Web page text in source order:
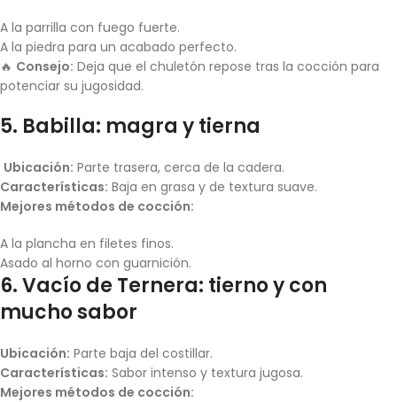
A la parrilla con fuego fuerte.
A la piedra para un acabado perfecto.
🔥 Consejo: Deja que el chuletón repose tras la cocción para
potenciar su jugosidad.
5. Babilla: magra y tierna
Ubicación: Parte trasera, cerca de la cadera.
Características: Baja en grasa y de textura suave.
Mejores métodos de cocción:
A la plancha en filetes finos.
Asado al horno con guarnición.
6. Vacío de Ternera: tierno y con
mucho sabor
Ubicación: Parte baja del costillar.
Características: Sabor intenso y textura jugosa.
Mejores métodos de cocción: